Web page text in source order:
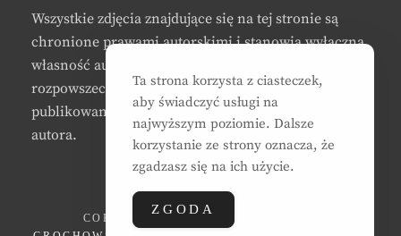
Wszystkie zdjęcia znajdujące się na tej stronie są
chronione prawami autorskimi i stanowią wyłączną
własność autora strony. Zabrania się kopiowania,
rozpowszechniania, reprodukowania,
publikowania, i/lub modyfikowania zdjęć bez zgody
autora.
COPYRIGHT © 2026
Ta strona korzysta z ciasteczek,
aby świadczyć usługi na
najwyższym poziomie. Dalsze
korzystanie ze strony oznacza, że
zgadzasz się na ich użycie.
ZGODA